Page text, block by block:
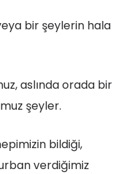
bir şeylerin hala
aslında orada bir
şeyler.
bildiği,
verdiğimiz